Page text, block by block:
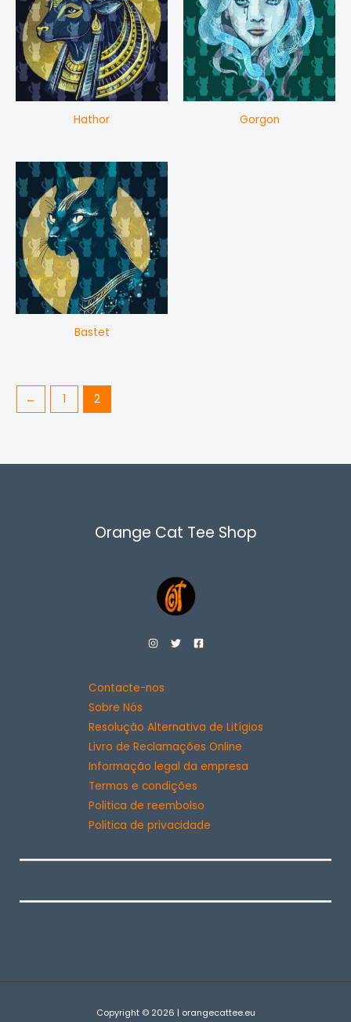
Hathor Gorgon
Bastet
← 1 2
Orange Cat Tee Shop
Contacte-nos
Sobre Nós
Resolução Alternativa de Litígios
Livro de Reclamações Online
Informação legal da empresa
Termos e condições
Politica de reembolso
Politica de privacidade
Copyright © 2026 | orangecattee.eu